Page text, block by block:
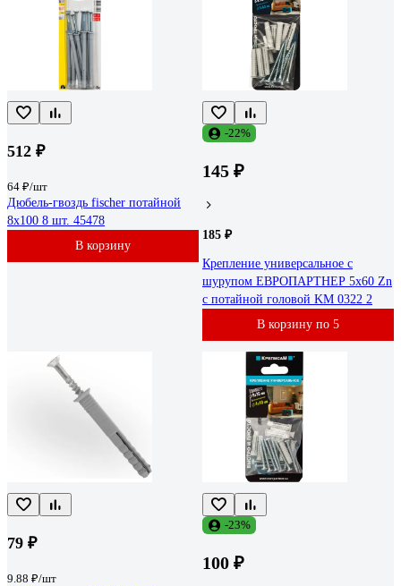
512 ₽
64 ₽/шт
Дюбель-гвоздь fischer потайной
8x100 8 шт. 45478
В корзину
-22%
145 ₽
185 ₽
Крепление универсальное с
шурупом ЕВРОПАРТНЕР 5x60 Zn
с потайной головой KM 0322 2
В корзину по 5
79 ₽
9.88 ₽/шт
-23%
100 ₽